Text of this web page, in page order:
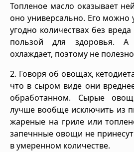
Топленое масло оказывает
оно универсально. Его можно
угодно количествах без
пользой для здоровья. А
охлаждает, поэтому не
2. Говоря об овощах,
что в сыром виде они
обработанном. Сырые
лучше вообще исключить из
жареные на гриле или
запечнные овощи не
в умеренном количестве.